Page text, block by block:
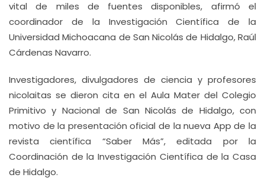
vital de miles de fuentes disponibles, afirmó el
coordinador de la Investigación Científica de la
Universidad Michoacana de San Nicolás de Hidalgo, Raúl
Cárdenas Navarro.
Investigadores, divulgadores de ciencia y profesores
nicolaitas se dieron cita en el Aula Mater del Colegio
Primitivo y Nacional de San Nicolás de Hidalgo, con
motivo de la presentación oficial de la nueva App de la
revista científica “Saber Más”, editada por la
Coordinación de la Investigación Científica de la Casa
de Hidalgo.